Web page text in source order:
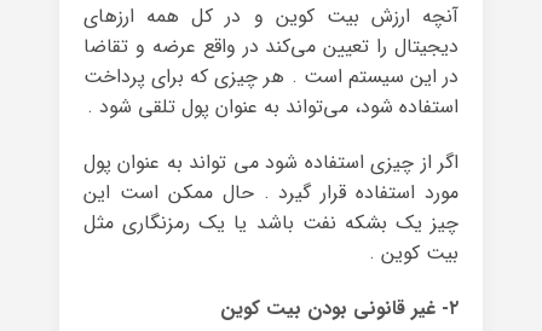
آنچه ارزش بیت کوین و در کل همه ارزهای
دیجیتال را تعیین می‌کند در واقع عرضه و تقاضا
در این سیستم است . هر چیزی که برای پرداخت
استفاده شود،‌ می‌تواند به عنوان پول تلقی شود .
اگر از چیزی استفاده شود می تواند به عنوان پول
مورد استفاده قرار گیرد . حال ممکن است این
چیز یک بشکه نفت باشد یا یک رمزنگاری مثل
بیت کوین .
۲- غیر قانونی بودن بیت کوین